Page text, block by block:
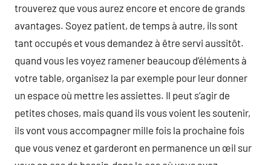
trouverez que vous aurez encore et encore de grands
avantages. Soyez patient, de temps à autre, ils sont
tant occupés et vous demandez à être servi aussitôt.
quand vous les voyez ramener beaucoup d’éléments à
votre table, organisez la par exemple pour leur donner
un espace où mettre les assiettes. Il peut s’agir de
petites choses, mais quand ils vous voient les soutenir,
ils vont vous accompagner mille fois la prochaine fois
que vous venez et garderont en permanence un œil sur